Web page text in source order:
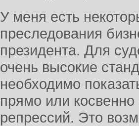
У меня есть
преследования
президента. Для
очень высокие
необходимо
прямо или
репрессий. Это